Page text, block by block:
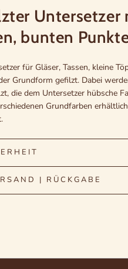
Untersetzer
bunten
für Gläser, Tassen, kleine
Grundform gefilzt. Dabei
die dem Untersetzer hübsche
Grundfarben
Wohnzimmer
ist schmutz- und
und Barbereich besonders
in verschiedensten
| RÜCKGABE